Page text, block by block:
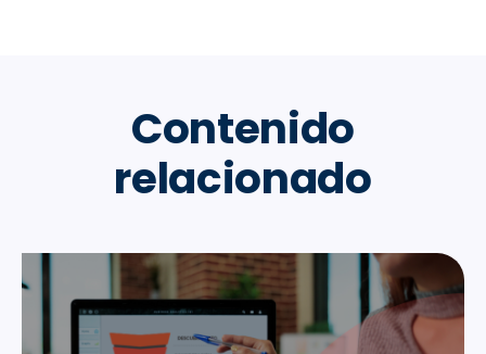
Contenido
relacionado